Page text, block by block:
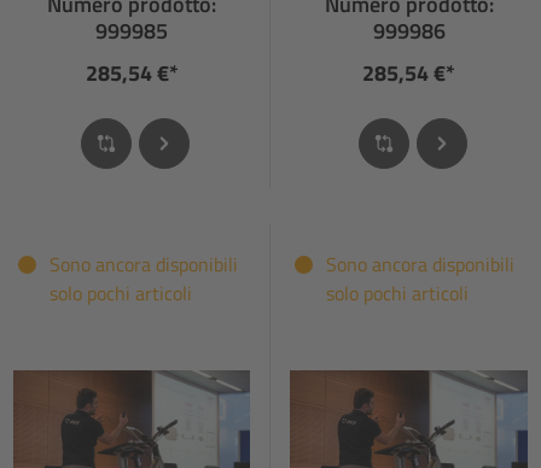
999985
285,54 €*
999986
285,54 €*
Sono ancora disponibili
solo pochi articoli
Sono ancora disponibili
solo pochi articoli